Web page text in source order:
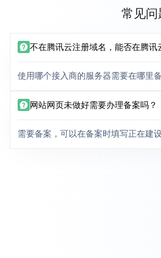
常见问
不在腾讯云注册域名，能否在腾讯
使用哪个接入商的服务器需要在哪里
网站网页未做好需要办理备案吗？
需要备案，可以在备案时填写正在建